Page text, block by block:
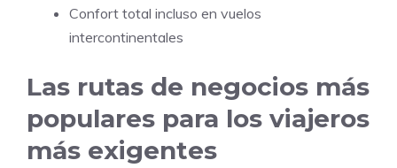
Confort total incluso en vuelos
intercontinentales
Las rutas de negocios más
populares para los viajeros
más exigentes